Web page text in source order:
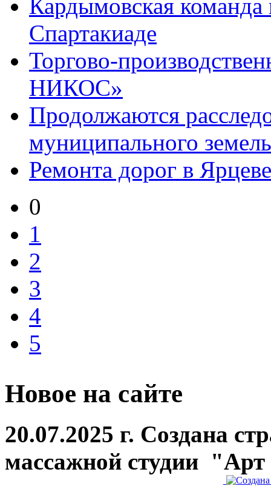
Кардымовская команда
Спартакиаде
Торгово-
НИКОС»
Продолжаются
муниципального
Ремонта дорог в
0
1
2
3
4
5
Новое на сайте
20.07.2025 г. Создана
массажной студии